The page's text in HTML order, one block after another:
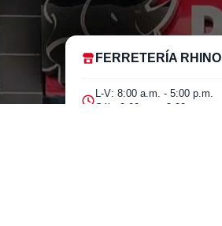
FERRETERÍA RHINO
L-V: 8:00 a.m. - 5:00 p.m.
Sáb: 9:00 am - 2:00 pm